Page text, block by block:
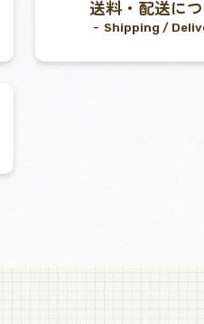
送料・配送に
Shipping /